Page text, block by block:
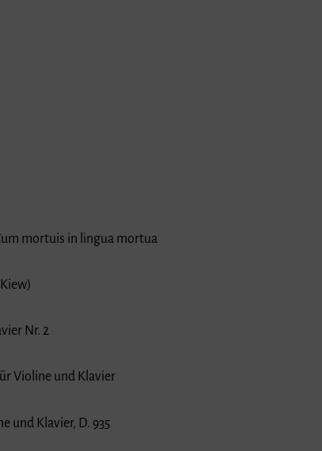
mortuis in lingua mortua
Nr. 2
Violine und Klavier
und Klavier, D. 935